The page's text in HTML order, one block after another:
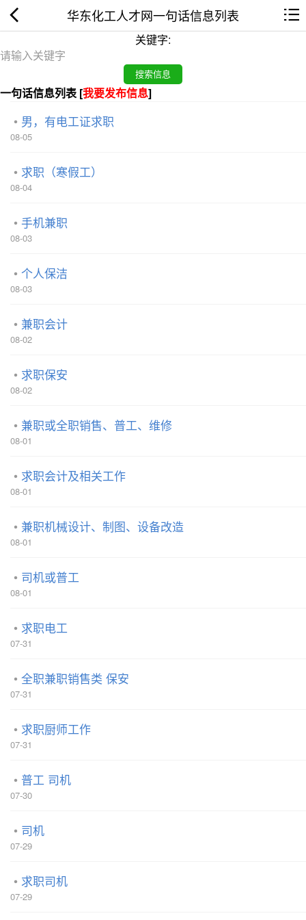
华东化工人才网一句话信息列表
关键字:
一句话信息列表 [我要发布信息]
男，有电工证求职
08-05
求职（寒假工）
08-04
手机兼职
08-03
个人保洁
08-03
兼职会计
08-02
求职保安
08-02
兼职或全职销售、普工、维修
08-01
求职会计及相关工作
08-01
兼职机械设计、制图、设备改造
08-01
司机或普工
08-01
求职电工
07-31
全职兼职销售类 保安
07-31
求职厨师工作
07-31
普工 司机
07-30
司机
07-29
求职司机
07-29